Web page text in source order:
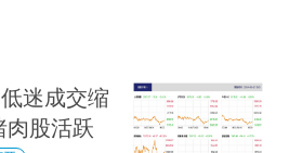
迷成交缩
肉股活跃